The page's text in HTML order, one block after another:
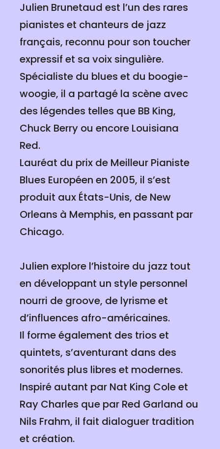
Julien Brunetaud est l’un des rares
pianistes et chanteurs de jazz
français, reconnu pour son toucher
expressif et sa voix singulière.
Spécialiste du blues et du boogie-
woogie, il a partagé la scène avec
des légendes telles que BB King,
Chuck Berry ou encore Louisiana
Red.
Lauréat du prix de Meilleur Pianiste
Blues Européen en 2005, il s’est
produit aux États-Unis, de New
Orleans à Memphis, en passant par
Chicago.
Julien explore l’histoire du jazz tout
en développant un style personnel
nourri de groove, de lyrisme et
d’influences afro-américaines.
Il forme également des trios et
quintets, s’aventurant dans des
sonorités plus libres et modernes.
Inspiré autant par Nat King Cole et
Ray Charles que par Red Garland ou
Nils Frahm, il fait dialoguer tradition
et création.